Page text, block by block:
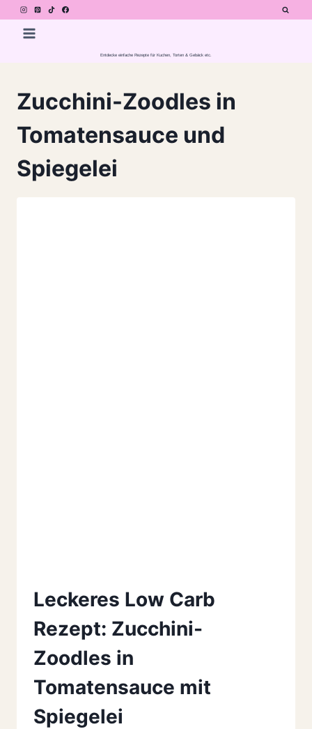
Zum
Inhalt
Entdecke einfache Rezepte für Kuchen, Torten & Gebäck etc.
Zucchini-Zoodles in
Tomatensauce und
Spiegelei
Leckeres Low Carb
Rezept: Zucchini-
Zoodles in
Tomatensauce mit
Spiegelei